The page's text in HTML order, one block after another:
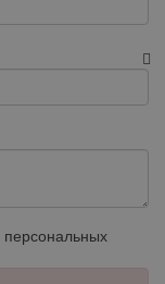
персональных